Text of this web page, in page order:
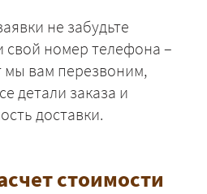
не забудьте
свой номер телефона –
мы вам перезвоним,
детали заказа и
доставки.
стоимости